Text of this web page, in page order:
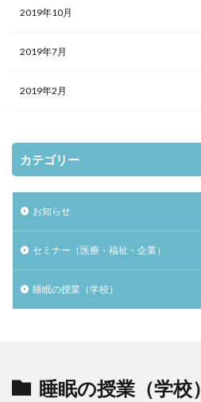
2019年10月
2019年7月
2019年2月
カテゴリー
お知らせ
セミナー（医療・福祉・企業）
睡眠の授業（学校）
睡眠の授業（学校）